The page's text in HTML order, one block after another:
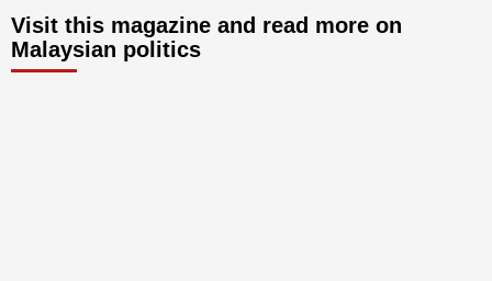
Visit this magazine and read more on
Malaysian politics